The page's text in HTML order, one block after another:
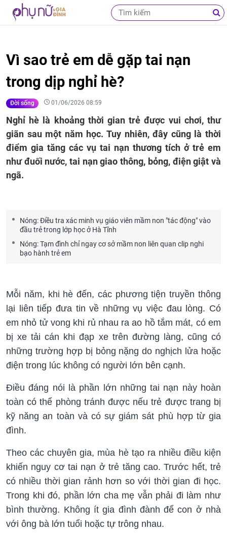
Vì sao trẻ em dễ gặp tai nạn
trong dịp nghỉ hè?
Đời sống 01/06/2026 08:59
Nghỉ hè là khoảng thời gian trẻ được vui chơi, thư
giãn sau một năm học. Tuy nhiên, đây cũng là thời
điểm gia tăng các vụ tai nạn thương tích ở trẻ em
như đuối nước, tai nạn giao thông, bỏng, điện giật và
ngã.
Nóng: Điều tra xác minh vụ giáo viên mầm non "tác động" vào
đầu trẻ trong lớp học ở Hà Tĩnh
Nóng: Tạm đình chỉ ngay cơ sở mầm non liên quan clip nghi
bạo hành trẻ em
Mỗi năm, khi hè đến, các phương tiện truyền thông
lại liên tiếp đưa tin về những vụ việc đau lòng. Có
em nhỏ tử vong khi rủ nhau ra ao hồ tắm mát, có em
bị xe tải cán khi đạp xe trên đường làng, cũng có
những trường hợp bị bỏng nặng do nghịch lửa hoặc
điện trong lúc không có người lớn bên cạnh.
Điều đáng nói là phần lớn những tai nạn này hoàn
toàn có thể phòng tránh được nếu trẻ được trang bị
kỹ năng an toàn và có sự giám sát phù hợp từ gia
đình.
Theo các chuyên gia, mùa hè tạo ra nhiều điều kiện
khiến nguy cơ tai nạn ở trẻ tăng cao. Trước hết, trẻ
có nhiều thời gian rảnh hơn so với thời gian đi học.
Trong khi đó, phần lớn cha mẹ vẫn phải đi làm như
bình thường. Không ít gia đình đành để con ở nhà
với ông bà lớn tuổi hoặc tự trông nhau.